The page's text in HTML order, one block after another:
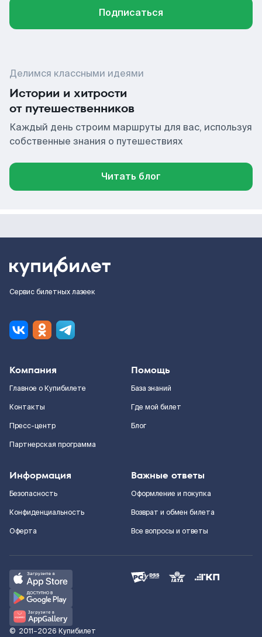
Подписаться
Делимся классными идеями
Истории и хитрости
от путешественников
Каждый день строим маршруты для вас, используя
собственные знания о путешествиях
Читать блог
Сервис билетных лазеек
Компания
Главное о Купибилете
Контакты
Пресс-центр
Партнерская программа
Помощь
База знаний
Где мой билет
Блог
Информация
Безопасность
Конфиденциальность
Оферта
Важные ответы
Оформление и покупка
Возврат и обмен билета
Все вопросы и ответы
© 2011–2026 Купибилет